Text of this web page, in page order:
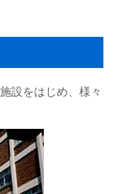
設をはじめ、様々